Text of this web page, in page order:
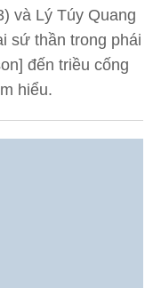
và Lý Túy Quang
sứ thần trong phái
đến triều cống
hiểu.